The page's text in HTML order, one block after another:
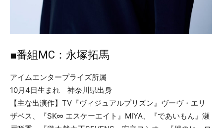
■番組MC：永塚拓馬
アイムエンタープライズ所属
10月4日生まれ 神奈川県出身
【主な出演作】TV『ヴィジュアルプリズン』ヴーヴ・エリ
ザベス、『SK∞ エスケーエイト』MIYA、『であいもん』瀬